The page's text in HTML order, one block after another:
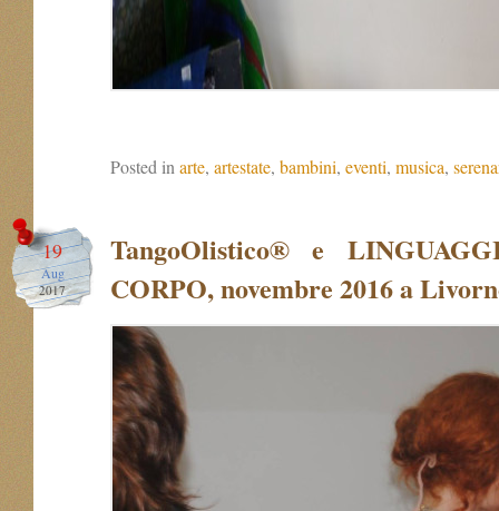
Posted in arte, artestate, bambini, eventi, musica,
19
Aug
2017
TangoOlistico® e
CORPO, novembre 2016 a